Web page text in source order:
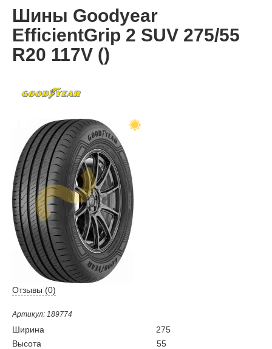
Шины Goodyear
EfficientGrip 2 SUV 275/55
R20 117V ()
Отзывы (0)
Артикул: 189774
Ширина
275
Высота
55